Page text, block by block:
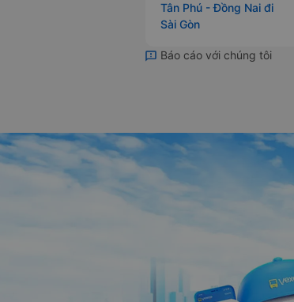
Tân Phú - Đồng Nai đi
Sài Gòn
Báo cáo với chúng tôi